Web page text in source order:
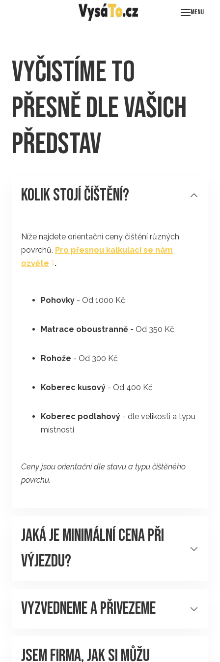
Menu
Vyčistíme to
přesně dle vašich
představ
Kolik stojí číštění?
Níže najdete orientační ceny čištění různých
povrchů. Pro přesnou kalkulaci se nám
ozvěte
.
Pohovky - Od 1000 Kč
Matrace oboustranně - Od 350 Kč
Rohože - Od 300 Kč
Koberec kusový - Od 400 Kč
Koberec podlahový - dle velikosti a typu
místnosti
Ceny jsou orientační dle stavu a typu čištěného
povrchu.
Jaká je minimální cena při
výjezdu?
Minimální cenazakázky na čistění u Vás doma
je 1500,- Kč.
Vyzvedneme a Přivezeme
Koberce u Vás srolujeme,odvezeme a vrátíme
JSEM FIRMA, JAK SI MŮŽU